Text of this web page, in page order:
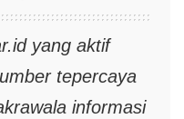
yang aktif
tepercaya
informasi